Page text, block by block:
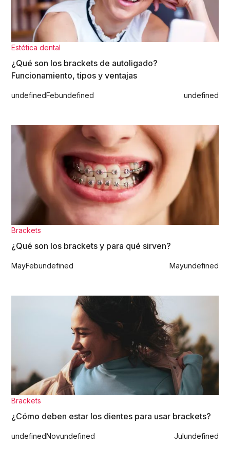
Estética dental
¿Qué son los brackets de autoligado?
Funcionamiento, tipos y ventajas
undefinedFebundefined undefined
Brackets
¿Qué son los brackets y para qué sirven?
MayFebundefined Mayundefined
Brackets
¿Cómo deben estar los dientes para usar brackets?
undefinedNovundefined Julundefined